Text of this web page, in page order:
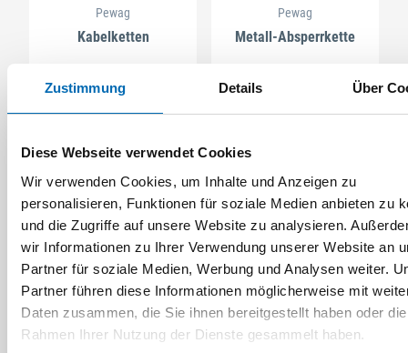
Zustimmung Details Über
Diese Webseite verwendet Cookies
Wir verwenden Cookies, um Inhalte und Anzeigen zu
personalisieren, Funktionen für soziale Medien anbieten zu
und die Zugriffe auf unsere Website zu analysieren.
wir Informationen zu Ihrer Verwendung unserer Website an
Partner für soziale Medien, Werbung und Analysen weiter.
Partner führen diese Informationen möglicherweise mit
Daten zusammen, die Sie ihnen bereitgestellt haben oder
Rahmen Ihrer Nutzung der Dienste gesammelt haben.
Pewag
Kabelketten
3 Ausführungen
Pewag
Metall-Absperrkette